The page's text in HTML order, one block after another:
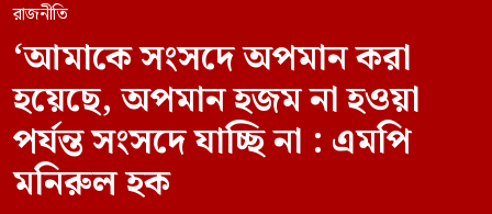
রাজনীতি
‘আমাকে সংসদে অপমান করা
হয়েছে, অপমান হজম না হওয়া
পর্যন্ত সংসদে যাচ্ছি না : এমপি
মনিরুল হক